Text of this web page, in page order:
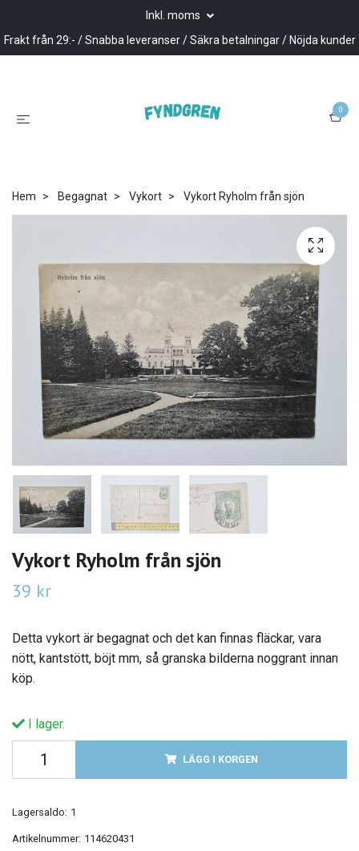
Inkl. moms
Frakt från 29:- / Snabba leveranser / Säkra betalningar / Nöjda kunder
0
Hem Begagnat Vykort Vykort Ryholm från sjön
Vykort Ryholm från sjön
39 kr
Detta vykort är begagnat och det kan finnas fläckar, vara
nött, kantstött, böjt mm, så granska bilderna noggrant innan
köp.
I lager.
LÄGG I KORGEN
Lagersaldo: 1
Artikelnummer: 114620431